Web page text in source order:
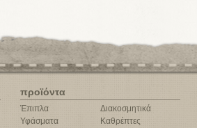
προϊόντα
Έπιπλα
Υφάσματα
Διακοσμητικά
Καθρέπτες